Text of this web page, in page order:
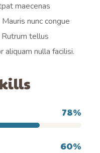
maecenas
nunc congue
tellus
nulla facilisi.
78%
60%